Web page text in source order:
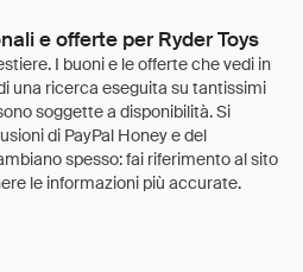
e offerte per Ryder Toys